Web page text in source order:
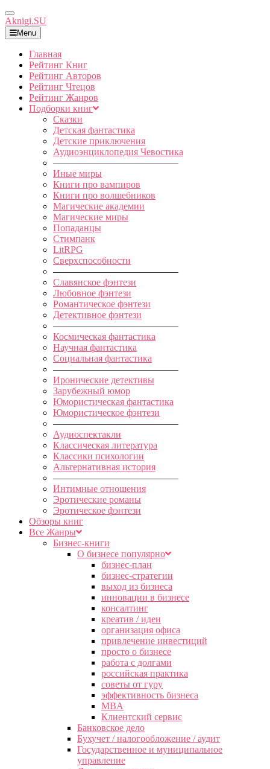
Toggle
Navigation
Aknigi.SU
Menu
Главная
Рейтинг Книг
Рейтинг Авторов
Рейтинг Чтецов
Рейтинг Жанров
Подборки книг
Сказки
Детская фантастика
Детские приключения
Аудиоэнциклопедия Чевостика
—————————————
Иные миры
Книги про вампиров
Книги про волшебников
Магические академии
Магические миры
Попаданцы
Стимпанк
LitRPG
Сверхспособности
—————————————
Славянское фэнтези
Любовное фэнтези
Романтическое фэнтези
Детективное фэнтези
—————————————
Космическая фантастика
Научная фантастика
Социальная фантастика
—————————————
Иронические детективы
Зарубежный юмор
Юмористическая фантастика
Юмористическое фэнтези
—————————————
Аудиоспектакли
Классическая литература
Классики психологии
Альтернативная история
—————————————
Интимные отношения
Эротические романы
Эротическое фэнтези
Обзоры книг
Все Жанры
Бизнес-книги
О бизнесе популярно
бизнес-план
бизнес-стратегии
выход из бизнеса
инновации в бизнесе
консалтинг
креатив / идеи
организация офиса
привлечение инвестиций
просто о бизнесе
работа с долгами
российская практика
советы от гуру
эффективность бизнеса
MBA
Клиентский сервис
Банковское дело
Бухучет / налогообложение / аудит
Государственное и муниципальное
управление